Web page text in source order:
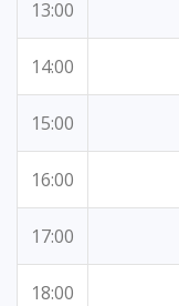
13:00
14:00
15:00
16:00
17:00
18:00